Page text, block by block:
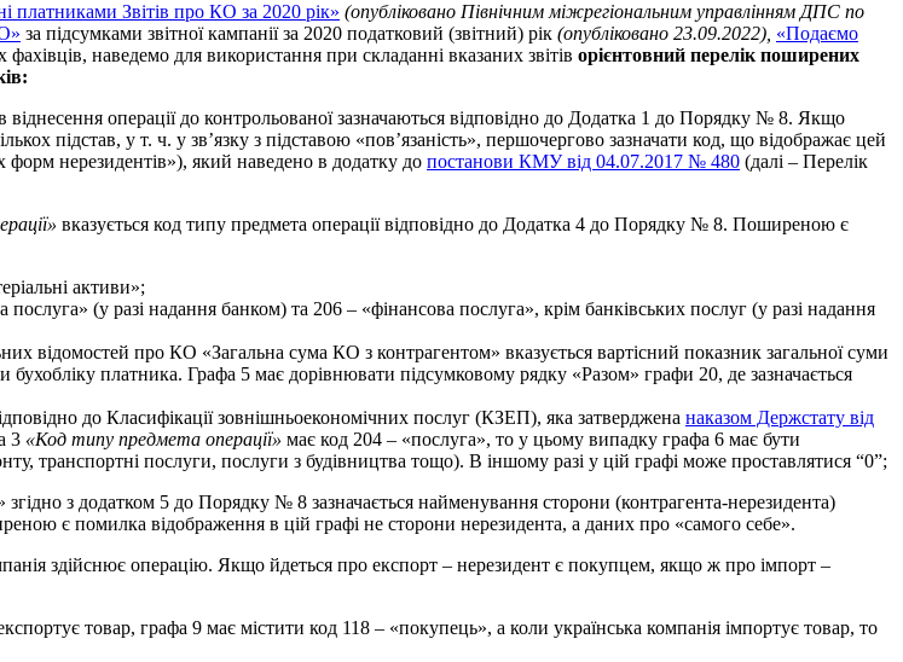
платниками Звітів про КО за 2020 рік» (опубліковано Північним міжрегіональним управлінням ДПС по
за підсумками звітної кампанії за 2020 податковий (звітний) рік (опубліковано 23.09.2022), «Подаємо
фахівців, наведемо для використання при складанні вказаних звітів орієнтовний перелік поширених
віднесення операції до контрольованої зазначаються відповідно до Додатка 1 до Порядку № 8. Якщо
підстав, у т. ч. у зв’язку з підставою «пов’язаність», першочергово зазначати код, що відображає цей
форм нерезидентів»), який наведено в додатку до постанови КМУ від 04.07.2017 № 480 (далі – Перелік
вказується код типу предмета операції відповідно до Додатка 4 до Порядку № 8. Поширеною є
активи»;
послуга» (у разі надання банком) та 206 – «фінансова послуга», крім банківських послуг (у разі надання
відомостей про КО «Загальна сума КО з контрагентом» вказується вартісний показник загальної суми
платника. Графа 5 має дорівнювати підсумковому рядку «Разом» графи 20, де зазначається
до Класифікації зовнішньоекономічних послуг (КЗЕП), яка затверджена наказом Держстату від
3 «Код типу предмета операції» має код 204 – «послуга», то у цьому випадку графа 6 має бути
транспортні послуги, послуги з будівництва тощо). В іншому разі у цій графі може проставлятися “0”;
згідно з додатком 5 до Порядку № 8 зазначається найменування сторони (контрагента-нерезидента)
є помилка відображення в цій графі не сторони нерезидента, а даних про «самого себе».
здійснює операцію. Якщо йдеться про експорт – нерезидент є покупцем, якщо ж про імпорт –
товар, графа 9 має містити код 118 – «покупець», а коли українська компанія імпортує товар, то